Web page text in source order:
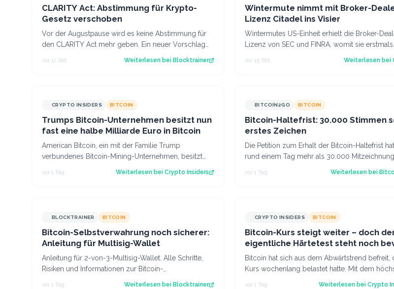
CLARITY Act: Abstimmung für Krypto-
Gesetz verschoben
Vor der Augustpause wird es keine Abstimmung für
den CLARITY Act mehr geben. Ein neuer Vorschlag
vor 11 Std. Weiterlesen bei Blocktrainer
Wintermute nimmt mit Broker-
Lizenz Citadel ins Visier
Wintermutes US-Einheit erhielt die Broker-
Lizenz von SEC und FINRA, womit sie erstmals
vor 15 Std. Weiterlesen bei
CRYPTO INSIDERS BITCOIN
Trumps Bitcoin-Unternehmen besitzt nun
fast eine halbe Milliarde Euro in Bitcoin
American Bitcoin, ein mit der Familie Trump
verbundenes Bitcoin-Mining-Unternehmen, besitzt
inzwischen 8.002 Bitcoin im Wert von rund 444 Mi…
vor 1 Tag Weiterlesen bei Crypto Insiders
BITCOIN2GO BITCOIN
Bitcoin-Haltefrist: 30.000 Stimmen
erstes Zeichen
Die Petition zum Erhalt der Bitcoin-Haltefrist
rund einem Tag mehr als 30.000
erreicht. Damit ist die erste politi…
vor 1 Tag Weiterlesen bei
BLOCKTRAINER BITCOIN
Bitcoin-Selbstverwahrung noch sicherer:
Anleitung für Multisig-Wallet
Anleitung für 2-von-3-Multisig-Wallet. Alle Schritte,
Risiken und Informationen zur Bitcoin-
vor 1 Tag Weiterlesen bei Blocktrainer
CRYPTO INSIDERS BITCOIN
Bitcoin-Kurs steigt weiter – doch
eigentliche Härtetest steht noch
Bitcoin hat sich aus dem Abwärtstrend befreit,
Kurs wochenlang belastet hatte. Mit dem
vor 1 Tag Weiterlesen bei Crypto